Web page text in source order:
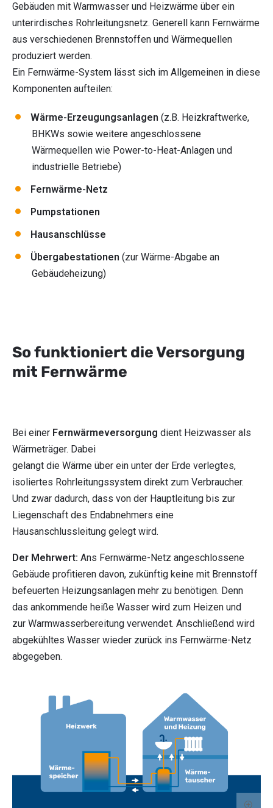
Gebäuden mit Warmwasser und Heizwärme über ein
unterirdisches Rohrleitungsnetz. Generell kann Fernwärme
aus verschiedenen Brennstoffen und Wärmequellen
produziert werden.
Ein Fernwärme-System lässt sich im Allgemeinen in diese
Komponenten aufteilen:
Wärme-Erzeugungsanlagen (z.B. Heizkraftwerke,
BHKWs sowie weitere angeschlossene
Wärmequellen wie Power-to-Heat-Anlagen und
industrielle Betriebe)
Fernwärme-Netz
Pumpstationen
Hausanschlüsse
Übergabestationen (zur Wärme-Abgabe an
Gebäudeheizung)
So funktioniert die Versorgung
mit Fernwärme
Bei einer Fernwärmeversorgung dient Heizwasser als
Wärmeträger. Dabei
gelangt die Wärme über ein unter der Erde verlegtes,
isoliertes Rohrleitungssystem direkt zum Verbraucher.
Und zwar dadurch, dass von der Hauptleitung bis zur
Liegenschaft des Endabnehmers eine
Hausanschlussleitung gelegt wird.
Der Mehrwert: Ans Fernwärme-Netz angeschlossene
Gebäude profitieren davon, zukünftig keine mit Brennstoff
befeuerten Heizungsanlagen mehr zu benötigen. Denn
das ankommende heiße Wasser wird zum Heizen und
zur Warmwasserbereitung verwendet. Anschließend wird
abgekühltes Wasser wieder zurück ins Fernwärme-Netz
abgegeben.